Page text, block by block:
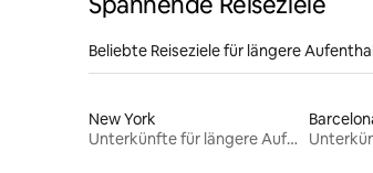
Beliebte Reiseziele für längere
New York
Unterkünfte für längere Aufenthalte